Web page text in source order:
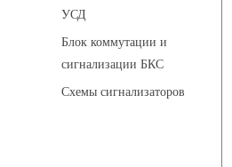
УСД
Блок коммутации и
сигнализации БКС
Схемы сигнализаторов